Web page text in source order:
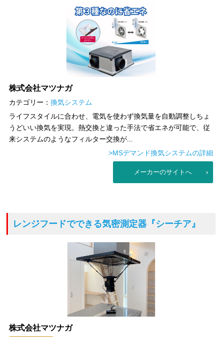
株式会社マツナガ
カテゴリー：換気システム
ライフスタイルに合わせ、電気を使わず換気量を自動調整しちょ
うどいい換気を実現。熱交換と違った手法で省エネが可能で、従
来システムのようなフィルター交換が...
>MSデマンド換気システムの詳細
メーカーのサイトへ
レンジフードでできる気密測定器 『シーチア』
株式会社マツナガ